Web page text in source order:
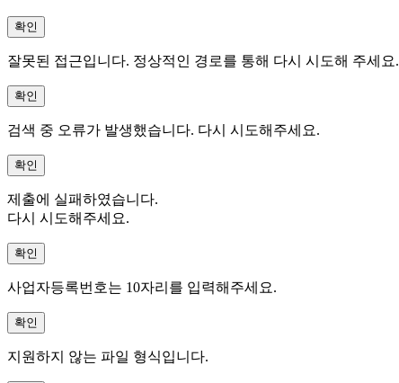
확인
잘못된 접근입니다. 정상적인 경로를 통해 다시 시도해 주세요.
확인
검색 중 오류가 발생했습니다. 다시 시도해주세요.
확인
제출에 실패하였습니다.
다시 시도해주세요.
확인
사업자등록번호는 10자리를 입력해주세요.
확인
지원하지 않는 파일 형식입니다.